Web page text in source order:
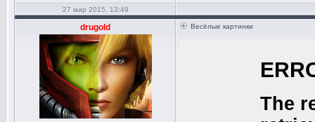
27 мар 2015, 13:49
drugold Весёлые картинки